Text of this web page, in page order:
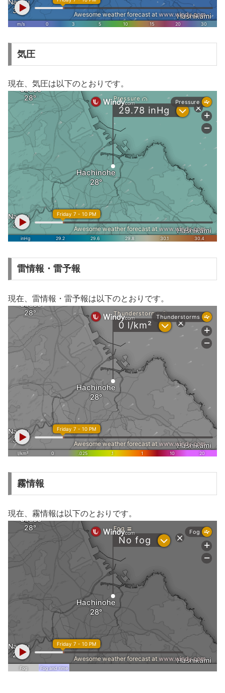
気圧
現在、気圧は以下のとおりです。
雷情報・雷予報
現在、雷情報・雷予報は以下のとおりです。
霧情報
現在、霧情報は以下のとおりです。